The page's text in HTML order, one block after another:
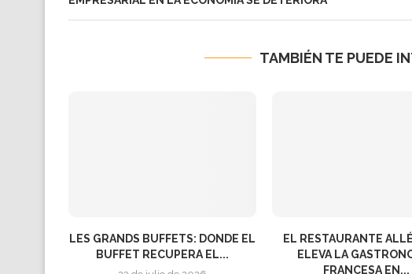
TAMBIÉN TE PUEDE
LES GRANDS BUFFETS: DONDE EL
BUFFET RECUPERA EL...
EL RESTAURANTE
ELEVA LA
FRANCESA EN...